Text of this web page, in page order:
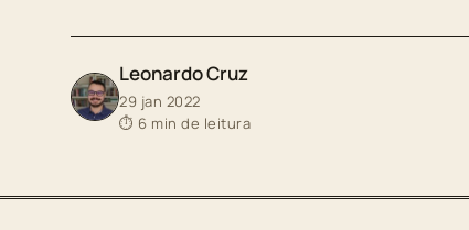
Leonardo Cruz
29 jan 2022
⏱ 6 min de leitura